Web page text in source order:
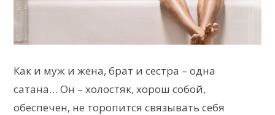
Как и муж и жена, брат и сестра – одна
сатана… Он – холостяк, хорош собой,
обеспечен, не торопится связывать себя